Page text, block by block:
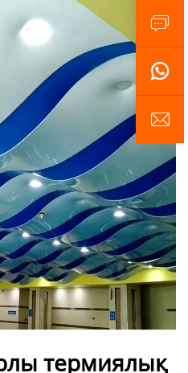
термиялық